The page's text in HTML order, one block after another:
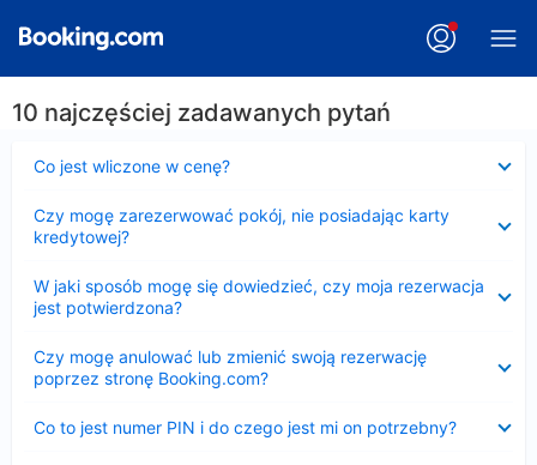
10 najczęściej zadawanych pytań
Co jest wliczone w cenę?
Czy mogę zarezerwować pokój, nie posiadając karty
kredytowej?
W jaki sposób mogę się dowiedzieć, czy moja rezerwacja
jest potwierdzona?
Czy mogę anulować lub zmienić swoją rezerwację
poprzez stronę Booking.com?
Co to jest numer PIN i do czego jest mi on potrzebny?